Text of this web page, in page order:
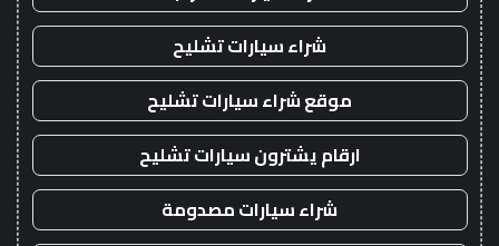
شراء سيارات تشليح
موقع شراء سيارات تشليح
ارقام يشترون سيارات تشليح
شراء سيارات مصدومة